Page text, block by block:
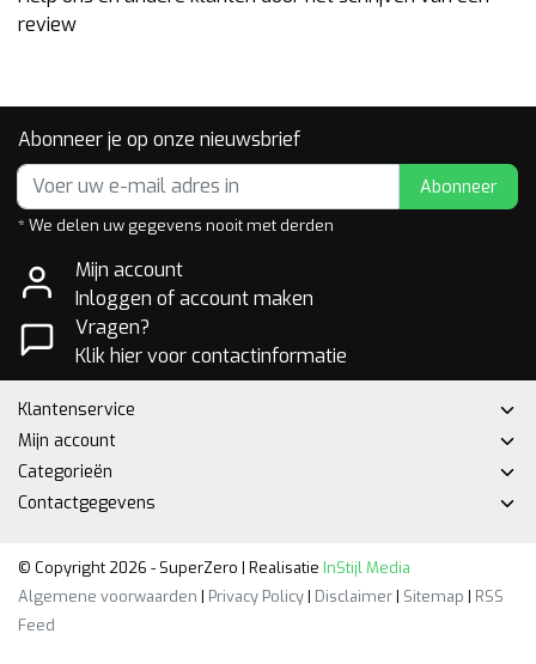
review
Abonneer je op onze nieuwsbrief
Abonneer
* We delen uw gegevens nooit met derden
Mijn account
Inloggen of account maken
Vragen?
Klik hier voor contactinformatie
Klantenservice
Mijn account
Categorieën
Contactgegevens
© Copyright 2026 - SuperZero | Realisatie InStijl Media
Algemene voorwaarden | Privacy Policy| Disclaimer| Sitemap | RSS
Feed